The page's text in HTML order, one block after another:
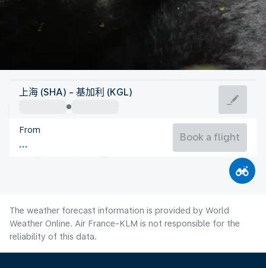
Rwanda
Rwanda
Flight time
上海 (SHA) - 基加利 (KGL)
From
Book a flight
The weather forecast information is provided by World
Weather Online. Air France-KLM is not responsible for the
reliability of this data.